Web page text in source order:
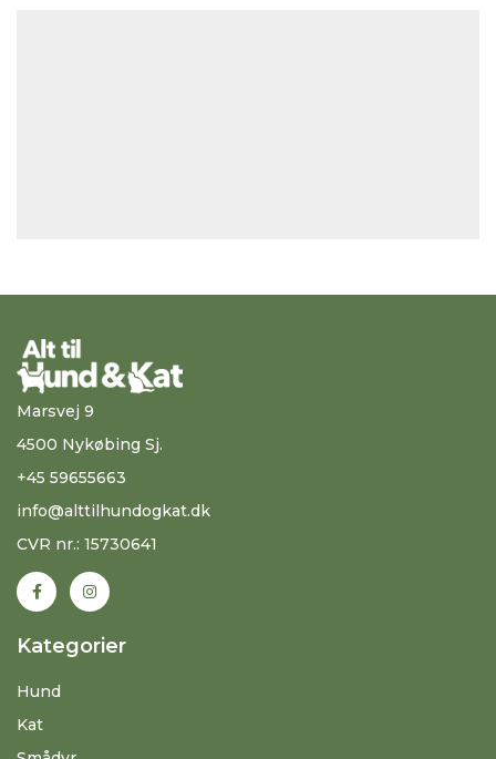
Marsvej 9
4500 Nykøbing Sj.
+45 59655663
info@alttilhundogkat.dk
CVR nr.: 15730641
Kategorier
Hund
Kat